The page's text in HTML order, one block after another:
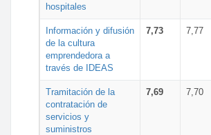
hospitales
Información y difusión
de la cultura
emprendedora a
través de IDEAS
7,73 7,77
Tramitación de la
contratación de
servicios y
suministros
7,69 7,70